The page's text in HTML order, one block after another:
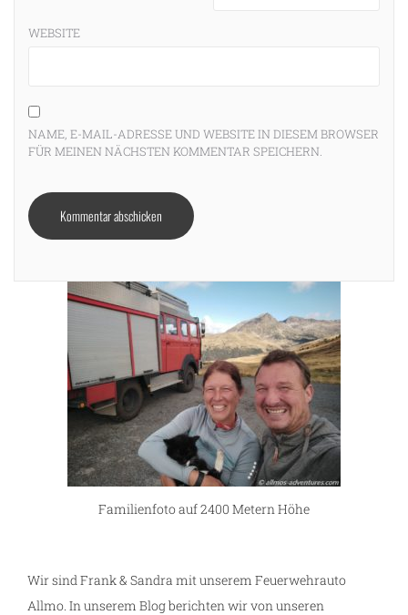
WEBSITE
NAME, E-MAIL-ADRESSE UND WEBSITE IN DIESEM BROWSER
FÜR MEINEN NÄCHSTEN KOMMENTAR SPEICHERN.
Familienfoto auf 2400 Metern Höhe
Wir sind Frank & Sandra mit unserem Feuerwehrauto
Allmo. In unserem Blog berichten wir von unseren